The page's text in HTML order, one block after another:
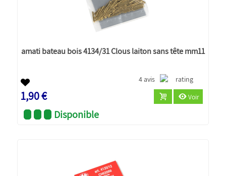
amati bateau bois 4134/31 Clous laiton sans tête mm11
4 avis
1,90 € Voir
Disponible